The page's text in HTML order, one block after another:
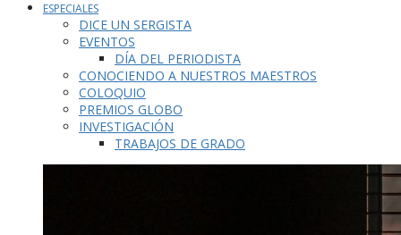
ESPECIALES
DICE UN SERGISTA
EVENTOS
DÍA DEL PERIODISTA
CONOCIENDO A NUESTROS MAESTROS
COLOQUIO
PREMIOS GLOBO
INVESTIGACIÓN
TRABAJOS DE GRADO